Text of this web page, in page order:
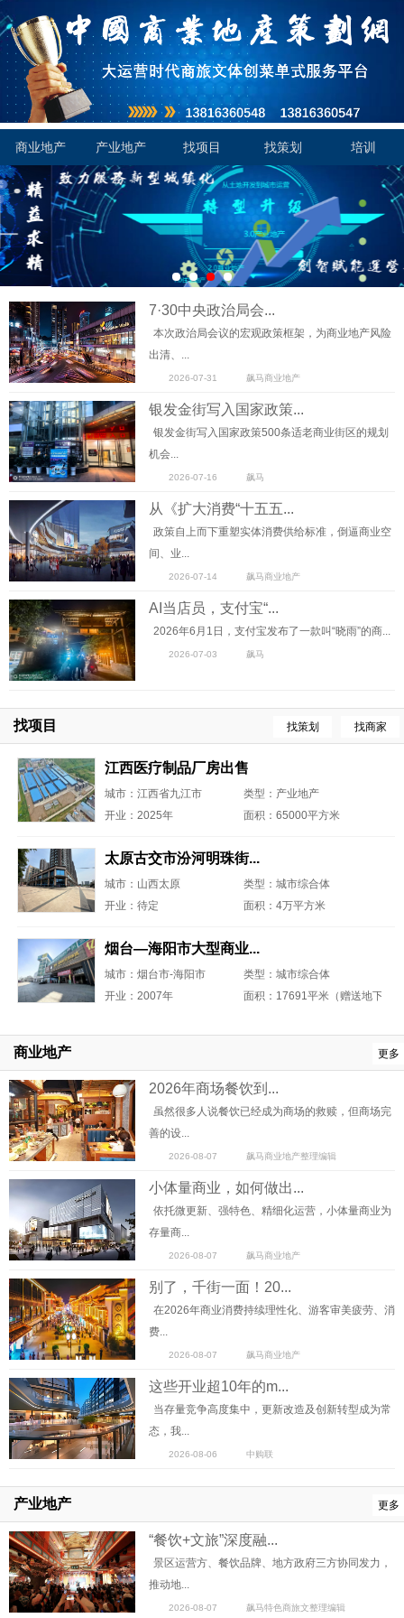
商业地产 产业地产 找项目 找策划 培训
7·30中央政治局会...
本次政治局会议的宏观政策框架，为商业地产风险
出清、...
2026-07-31 飙马商业地产
银发金街写入国家政策...
银发金街写入国家政策500条适老商业街区的规划
机会...
2026-07-16 飙马
从《扩大消费“十五五...
政策自上而下重塑实体消费供给标准，倒逼商业空
间、业...
2026-07-14 飙马商业地产
AI当店员，支付宝“...
2026年6月1日，支付宝发布了一款叫“晓雨”的商...
2026-07-03 飙马
找策划 找商家
找项目
江西医疗制品厂房出售
城市：江西省九江市
类型：产业地产
开业：2025年
面积：65000平方米
太原古交市汾河明珠街...
城市：山西太原
类型：城市综合体
开业：待定
面积：4万平方米
烟台—海阳市大型商业...
城市：烟台市-海阳市
类型：城市综合体
开业：2007年
面积：17691平米（赠送地下室
更多
商业地产
2026年商场餐饮到...
虽然很多人说餐饮已经成为商场的救赎，但商场完
善的设...
2026-08-07 飙马商业地产整理编辑
小体量商业，如何做出...
依托微更新、强特色、精细化运营，小体量商业为
存量商...
2026-08-07 飙马商业地产
别了，千街一面！20...
在2026年商业消费持续理性化、游客审美疲劳、消
费...
2026-08-07 飙马商业地产
这些开业超10年的m...
当存量竞争高度集中，更新改造及创新转型成为常
态，我...
2026-08-06 中购联
更多
产业地产
“餐饮+文旅”深度融...
景区运营方、餐饮品牌、地方政府三方协同发力，
推动地...
2026-08-07 飙马特色商旅文整理编辑